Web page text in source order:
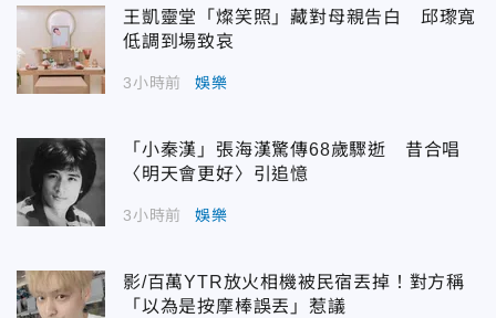
王凱靈堂「燦笑照」藏對母親告白 邱瓈寬
低調到場致哀
3小時前 娛樂
「小秦漢」張海漢驚傳68歲驟逝 昔合唱
〈明天會更好〉引追憶
3小時前 娛樂
影/百萬YTR放火相機被民宿丟掉！對方稱
「以為是按摩棒誤丟」惹議